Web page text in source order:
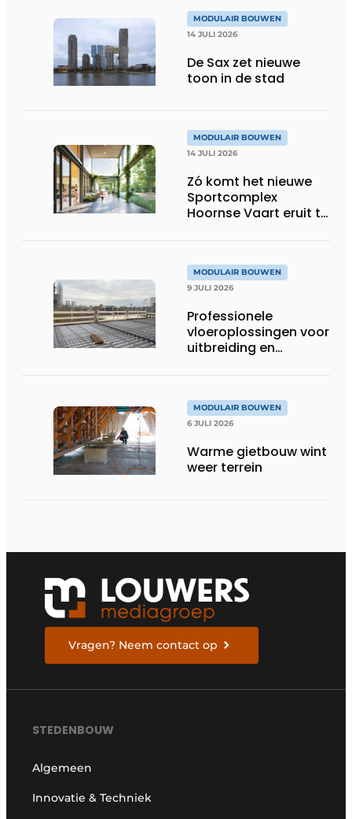
MODULAIR BOUWEN
14 JULI 2026
De Sax zet nieuwe
toon in de stad
MODULAIR BOUWEN
14 JULI 2026
Zó komt het nieuwe
Sportcomplex
Hoornse Vaart eruit te
MODULAIR BOUWEN
9 JULI 2026
Professionele
vloeroplossingen voor
uitbreiding en
MODULAIR BOUWEN
6 JULI 2026
Warme gietbouw wint
weer terrein
Vragen? Neem contact op
STEDENBOUW
Algemeen
Innovatie & Techniek